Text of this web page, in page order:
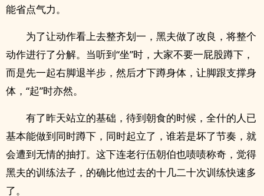
能省点气力。
为了让动作看上去整齐划一，黑夫做了改良，将整个
动作进行了分解。当听到“坐”时，大家不要一屁股蹲下，
而是先一起右脚退半步，然后才下蹲身体，让脚跟支撑身
体，“起”时亦然。
有了昨天站立的基础，待到朝食的时候，全什的人已
基本能做到同时蹲下，同时起立了，谁若是坏了节奏，就
会遭到无情的抽打。这下连老行伍朝伯也啧啧称奇，觉得
黑夫的训练法子，的确比他过去的十几二十次训练快速多
了。